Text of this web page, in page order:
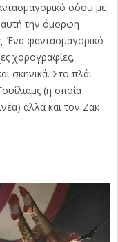
σόου με
την όμορφη
Ένα φαντασμαγορικό
χορογραφίες,
σκηνικά. Στο πλάι
(η οποία
αλλά και τον Ζακ